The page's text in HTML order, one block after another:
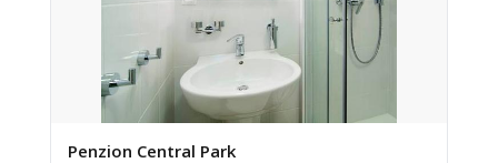
Penzion Central Park